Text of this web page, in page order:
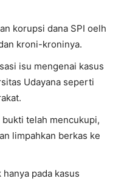
korupsi dana SPI oelh
kroni-kroninya.
isu mengenai kasus
Udayana seperti
telah mencukupi,
limpahkan berkas ke
pada kasus